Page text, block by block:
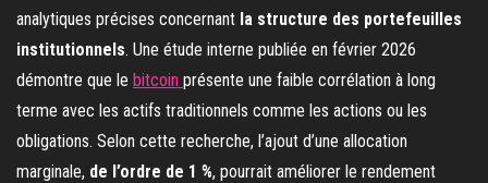
analytiques précises concernant la structure des portefeuilles
institutionnels. Une étude interne publiée en février 2026
démontre que le bitcoin présente une faible corrélation à long
terme avec les actifs traditionnels comme les actions ou les
obligations. Selon cette recherche, l’ajout d’une allocation
marginale, de l’ordre de 1 %, pourrait améliorer le rendement